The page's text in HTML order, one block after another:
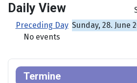
Daily View
Preceding Day Sunday, 28. June
No events
Termine